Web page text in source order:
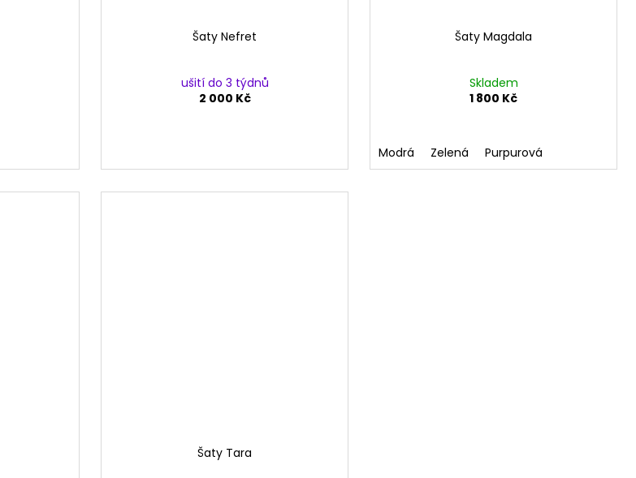
Šaty Nefret
ušití do 3 týdnů
2 000 Kč
Šaty Magdala
Skladem
1 800 Kč
Modrá Zelená Purpurová
Šaty Tara